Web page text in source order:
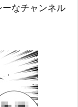
なチャンネル